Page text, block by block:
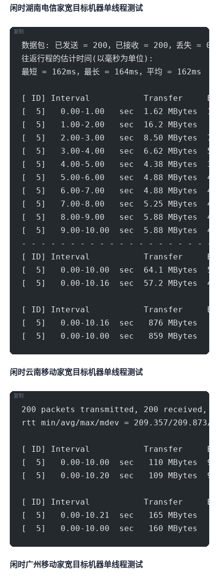
闲时湖南电信家宽(1000Mbps)目标机器 IPERF3单线程测试
数据包: 已发送 = 200，已接收 = 200，丢失 = 0
往返行程的估计时间(以毫秒为单位):
最短 = 162ms，最长 = 164ms，平均 = 162ms
[ ID] Interval           Transfer
[  5]   0.00-1.00   sec  1.62 MBytes
[  5]   1.00-2.00   sec  16.2 MBytes
[  5]   2.00-3.00   sec  8.50 MBytes
[  5]   3.00-4.00   sec  6.62 MBytes
[  5]   4.00-5.00   sec  4.38 MBytes
[  5]   5.00-6.00   sec  4.88 MBytes
[  5]   6.00-7.00   sec  4.88 MBytes
[  5]   7.00-8.00   sec  5.25 MBytes
[  5]   8.00-9.00   sec  5.88 MBytes
[  5]   9.00-10.00  sec  5.88 MBytes
- - - - - - - - - - - - - - - - - - - -
[ ID] Interval           Transfer
[  5]   0.00-10.00  sec  64.1 MBytes
[  5]   0.00-10.16  sec  57.2 MBytes
[ ID] Interval           Transfer
[  5]   0.00-10.16  sec   876 MBytes
[  5]   0.00-10.00  sec   859 MBytes
复制
闲时云南移动家宽(1000Mbps)目标机器 IPERF3单线程测试
200 packets transmitted, 200 received,
rtt min/avg/max/mdev = 209.357/209.873/
[ ID] Interval           Transfer
[  5]   0.00-10.00  sec   110 MBytes
[  5]   0.00-10.20  sec   109 MBytes
[ ID] Interval           Transfer
[  5]   0.00-10.21  sec   165 MBytes
[  5]   0.00-10.00  sec   160 MBytes
复制
闲时广州移动家宽(1000Mbps)目标机器 IPERF3单线程测试